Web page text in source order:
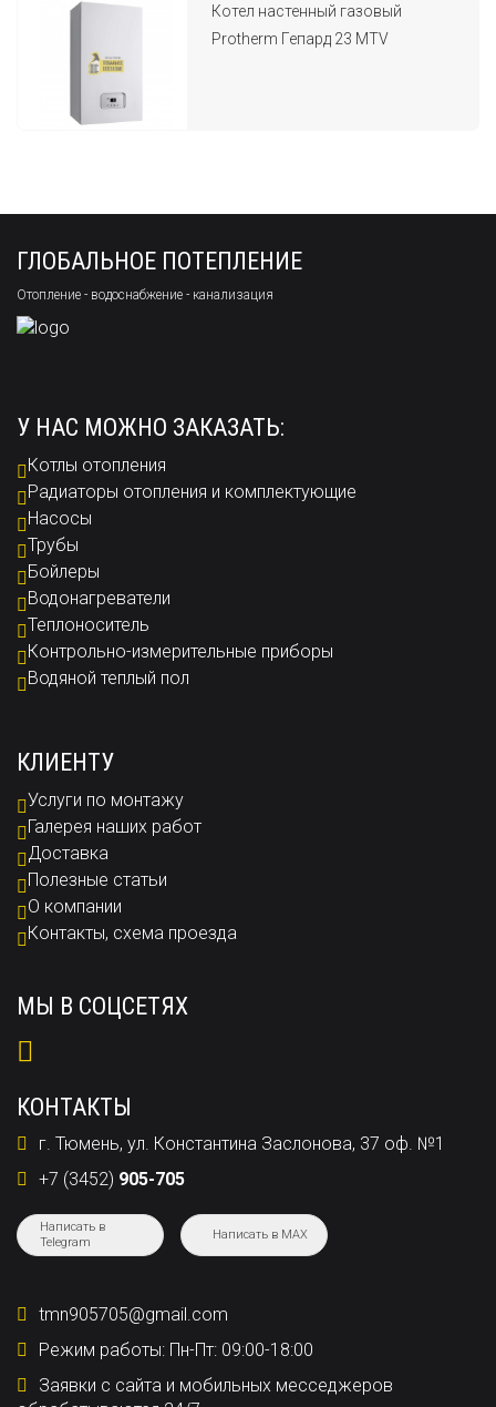
Котел настенный газовый
Protherm Гепард 23 MTV
ГЛОБАЛЬНОЕ ПОТЕПЛЕНИЕ
Отопление - водоснабжение - канализация
У НАС МОЖНО ЗАКАЗАТЬ:
Котлы отопления
Радиаторы отопления и комплектующие
Насосы
Трубы
Бойлеры
Водонагреватели
Теплоноситель
Контрольно-измерительные приборы
Водяной теплый пол
КЛИЕНТУ
Услуги по монтажу
Галерея наших работ
Доставка
Полезные статьи
О компании
Контакты, схема проезда
МЫ В СОЦСЕТЯХ
КОНТАКТЫ
г. Тюмень, ул. Константина Заслонова, 37 оф. №1
+7 (3452) 905-705
Написать в
Telegram
Написать в MAX
tmn905705@gmail.com
Режим работы: Пн-Пт: 09:00-18:00
Заявки с сайта и мобильных месседжеров